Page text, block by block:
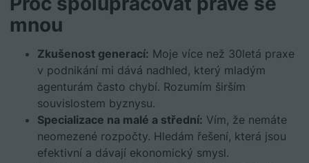
mnou
Zkušenost generací: Moje více než 30letá praxe
v podnikání mi dává nadhled, který mladým
agenturám často chybí. Rozumím širším
souvislostem byznysu.
Specializace na malé a střední: Vím, že nemáte
neomezené rozpočty. Hledám řešení, která jsou
efektivní a dávají ekonomický smysl.